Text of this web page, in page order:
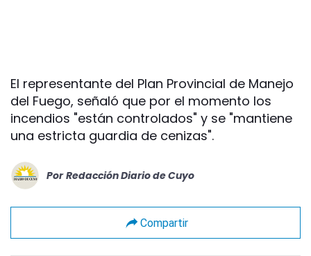
El representante del Plan Provincial de Manejo
del Fuego, señaló que por el momento los
incendios "están controlados" y se "mantiene
una estricta guardia de cenizas".
Por Redacción Diario de Cuyo
Compartir